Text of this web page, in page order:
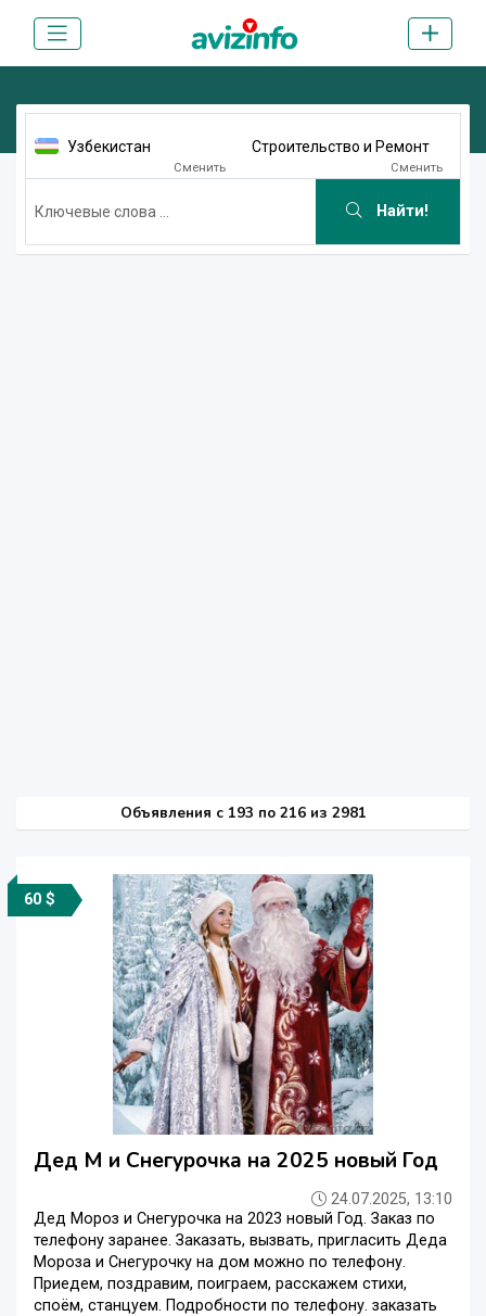
Узбекистан
Сменить
Строительство и Ремонт
Сменить
Найти!
Объявления c 193 по 216 из 2981
60 $
Дед М и Снегурочка на 2025 новый Год
24.07.2025, 13:10
Дед Мороз и Снегурочка на 2023 новый Год. Заказ по
телефону заранее. Заказать, вызвать, пригласить Деда
Мороза и Снегурочку на дом можно по телефону.
Приедем, поздравим, поиграем, расскажем стихи,
споём, станцуем. Подробности по телефону. заказать